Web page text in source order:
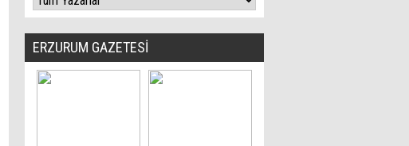
ERZURUM GAZETESİ